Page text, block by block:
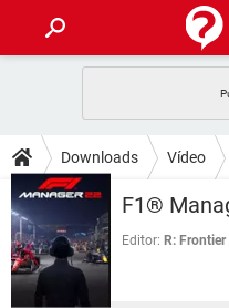
CELULAR
OUTLOOK
INSTAGRAM
GUIA DE COMPRAS
DICAS
JOGOS
CELULAR
OUTLOOK
INSTAGRAM
DOWNLOADS
JOGOS
CELULAR
FÓRUM
JOGOS
Downloads Vídeo
F1®
Editor: R: